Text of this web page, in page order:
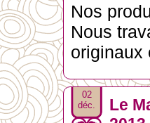
Nos
Nous
originaux
02
déc.
Le